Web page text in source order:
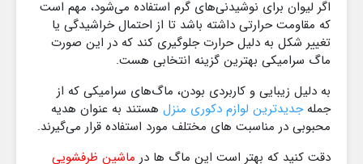
اگر لیوان برای نوشیدنی‌های گرم استفاده می‌شود، مهم است
که مقاومت حرارتی داشته باشد تا از احتمال خراشیدگی یا
تغییر شکل به دلیل حرارت جلوگیری کند که در این صورت
ماگ سرامیکی بهترین گزینه انتخابی هست.
به دلیل زیبایی و کاربردی بودن، ماگ‌های سرامیکی که از
جملهجدیدترین لوازم دکوری منزل هستند به عنوان هدیه
محبوبی در مناسبت های مختلف مورد استفاده قرار می‌گیرند.
دقت کنید که بهتر است این ماگ ها در ماشین ظرفشویی